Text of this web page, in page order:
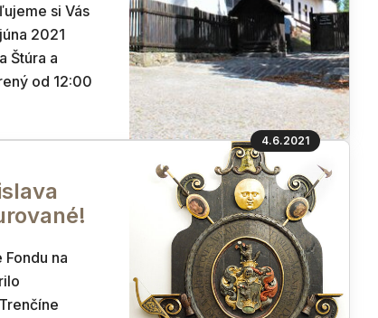
si Vás
2021
Štúra a
od 12:00
4.6.2021
na